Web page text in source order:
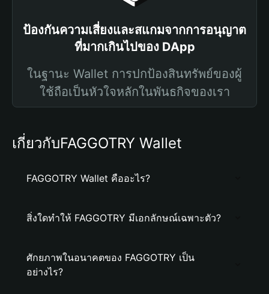
ป้องกันความเสี่ยงและสแกมจากการอนุญาต
ที่มากเกินไปของ DApp
ในฐานะ Wallet การปกป้องสินทรัพย์ของผู้
ใช้ถือเป็นหัวใจหลักในพันธกิจของเรา
เกี่ยวกับFAGGOTRY Wallet
FAGGOTRY Wallet คืออะไร?
สิ่งใดทำให้ FAGGOTRY มีเอกลักษณ์เฉพาะตัว?
ศักยภาพในอนาคตของ FAGGOTRY เป็น
อย่างไร?